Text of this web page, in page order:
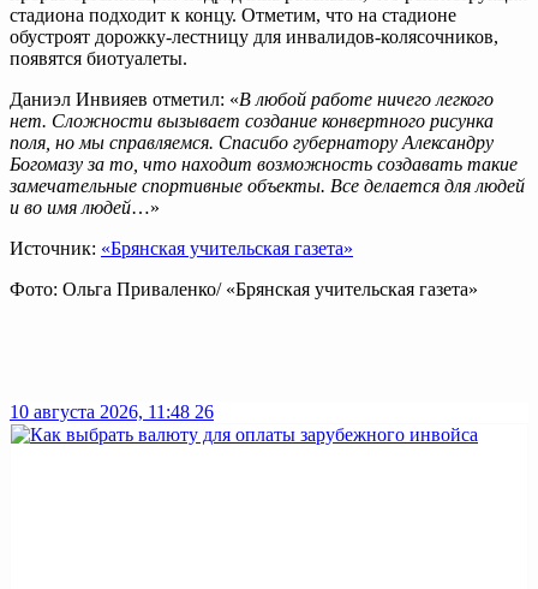
стадиона подходит к концу. Отметим, что на стадионе
обустроят дорожку-лестницу для инвалидов-колясочников,
появятся биотуалеты.
Даниэл Инвияев отметил: «В любой работе ничего легкого
нет. Сложности вызывает создание конвертного рисунка
поля, но мы справляемся. Спасибо губернатору Александру
Богомазу за то, что находит возможность создавать такие
замечательные спортивные объекты. Все делается для людей
и во имя людей…»
Источник: «Брянская учительская газета»
Фото: Ольга Приваленко/ «Брянская учительская газета»
10 августа 2026, 11:48 26